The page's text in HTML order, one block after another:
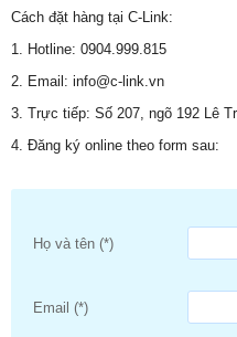
Cách đặt hàng tại C-Link:
1. Hotline: 0904.999.815
2. Email: info@c-link.vn
3. Trực tiếp: Số 207, ngõ 192 Lê
4. Đăng ký online theo form sau:
Họ và tên (*)
Email (*)